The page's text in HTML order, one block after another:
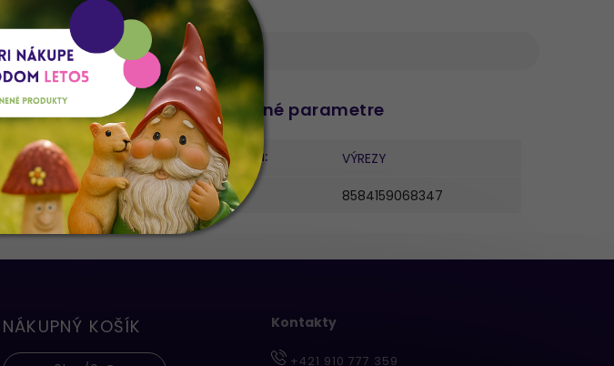
Dodatočné parametre
Kategória:
VÝREZY
EAN: 8584159068347
NÁKUPNÝ KOŠÍK Kontakty
+421 910 777 359